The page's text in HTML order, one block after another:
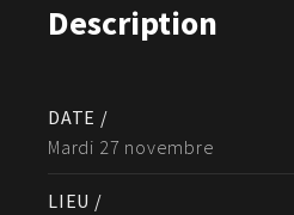
Description
DATE /
Mardi 27 novembre
LIEU /